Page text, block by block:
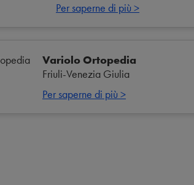
Per saperne di più >
Variolo Ortopedia
Friuli-Venezia Giulia
Per saperne di più >